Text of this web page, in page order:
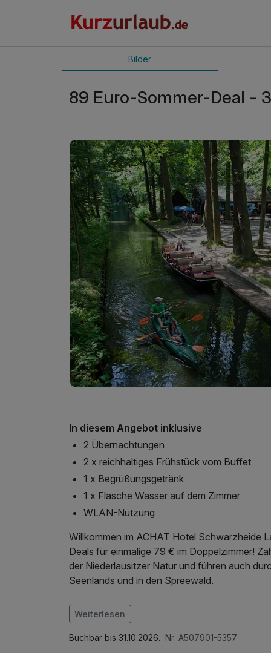
Bilder
89 Euro-Sommer-Deal -
In diesem Angebot inklusive
2 Übernachtungen
2 x reichhaltiges Frühstück vom Buffet
1 x Begrüßungsgetränk
1 x Flasche Wasser auf dem Zimmer
WLAN-Nutzung
Willkommen im ACHAT Hotel Schwarzheide
Deals für einmalige 79 € im Doppelzimmer!
der Niederlausitzer Natur und führen auch
Seenlands und in den Spreewald.
Im Angebot enthalten
Saunabenutzung, Nutzung des
Weiterlesen
Buchbar bis 31.10.2026. Nr: A507901-5357